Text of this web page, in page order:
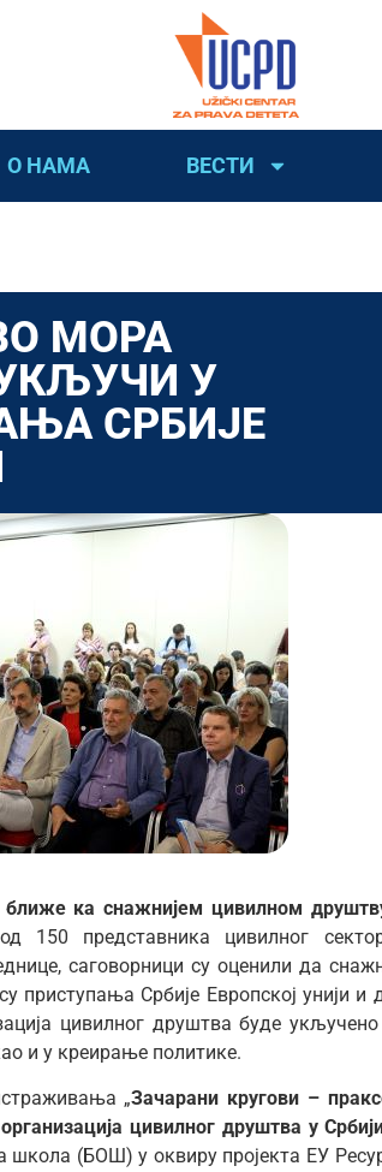
О НАМА ВЕСТИ
МОРА
У
СРБИЈЕ
ка снажнијем цивилном
150 представника цивилног
саговорници су оценили да
приступања Србије Европској унији и
цивилног друштва буде
и у креирање политике.
„Зачарани кругови –
цивилног друштва у
школа (БОШ) у оквиру пројекта ЕУ